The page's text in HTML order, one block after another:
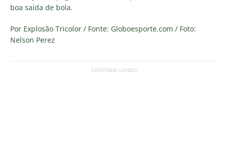
boa saída de bola.
Por Explosão Tricolor / Fonte: Globoesporte.com / Foto:
Nelson Perez
CONTINUE LENDO